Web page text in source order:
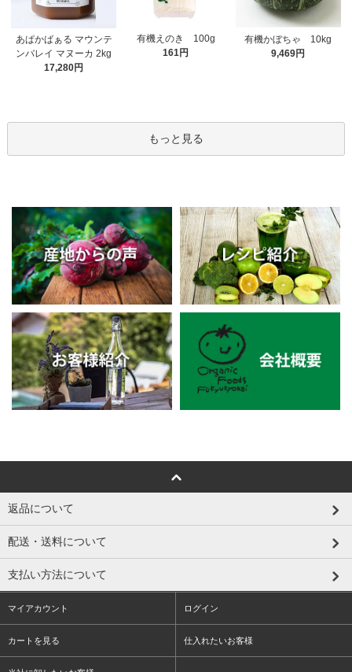
あぱかばぁる マウンテ
ンバレイ マヌーカ 2kg
17,280円
有機えのき 100g
161円
有機かぼちゃ 10kg
9,469円
もっと見る
返品について
配送・送料について
支払い方法について
マイアカウント ログイン
カートを見る 仕入れたいお客様